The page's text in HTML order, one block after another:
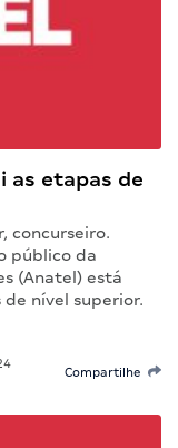
as etapas de
concurseiro.
público da
(Anatel) está
nível superior.
Compartilhe